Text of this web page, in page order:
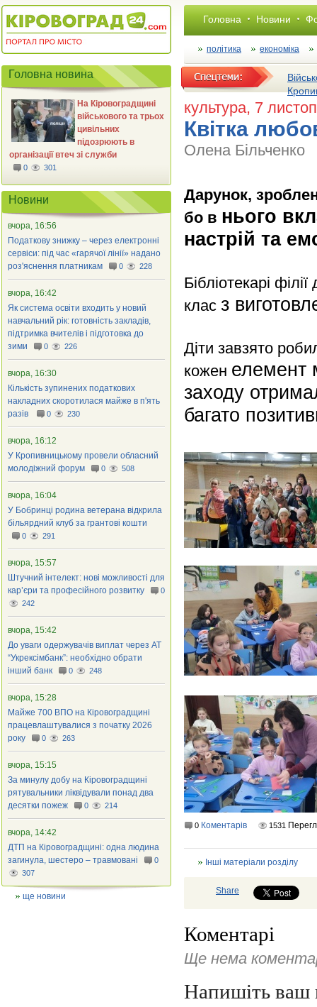
Головна Новини
політика економіка
культура, 7
Квітка
Олена Більченко
Дарунок,
бо в нього
настрій та
Бібліотекарі
клас з
Діти завзято
кожен елемент
заходу
багато
0 Коментарів 1531
Інші матеріали розділу
Share
Коментарі
Ще нема
Напишіть ваш
Головна новина
На Кіровоградщині
військового та трьох
цивільних
підозрюють в
організації втеч зі служби
0 301
Новини
вчора, 16:56
Податкову знижку – через електронні
сервіси: під час «гарячої лінії» надано
роз'яснення платникам
0 228
вчора, 16:42
Як система освіти входить у новий
навчальний рік: готовність закладів,
підтримка вчителів і підготовка до
зими
0 226
вчора, 16:30
Кількість зупинених податкових
накладних скоротилася майже в п'ять
разів
0 230
вчора, 16:12
У Кропивницькому провели обласний
молодіжний форум
0 508
вчора, 16:04
У Бобринці родина ветерана відкрила
більярдний клуб за грантові кошти
0 291
вчора, 15:57
Штучний інтелект: нові можливості для
кар’єри та професійного розвитку
0
242
вчора, 15:42
До уваги одержувачів виплат через АТ
“Укрексімбанк”: необхідно обрати
інший банк
0 248
вчора, 15:28
Майже 700 ВПО на Кіровоградщині
працевлаштувалися з початку 2026
року
0 263
вчора, 15:15
За минулу добу на Кіровоградщині
рятувальники ліквідували понад два
десятки пожеж
0 214
вчора, 14:42
ДТП на Кіровоградщині: одна людина
загинула, шестеро – травмовані
0
307
ще новини